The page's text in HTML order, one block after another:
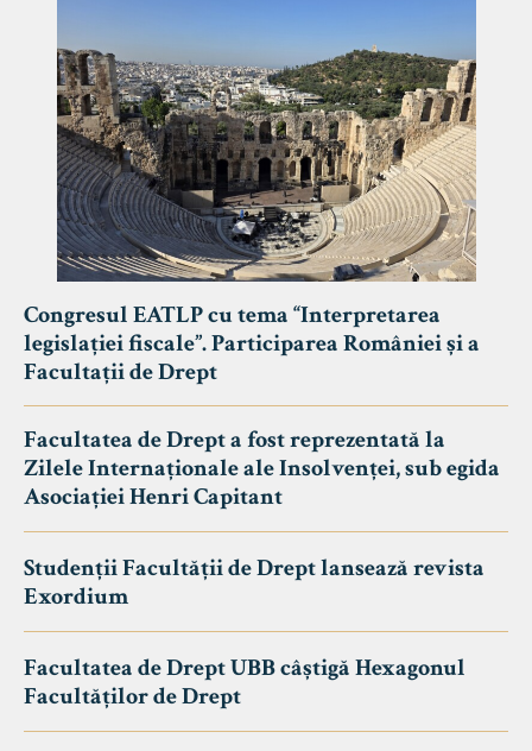
Congresul EATLP cu tema “Interpretarea
legislației fiscale”. Participarea României și a
Facultații de Drept
Facultatea de Drept a fost reprezentată la
Zilele Internaționale ale Insolvenței, sub egida
Asociației Henri Capitant
Studenții Facultății de Drept lansează revista
Exordium
Facultatea de Drept UBB câștigă Hexagonul
Facultăților de Drept